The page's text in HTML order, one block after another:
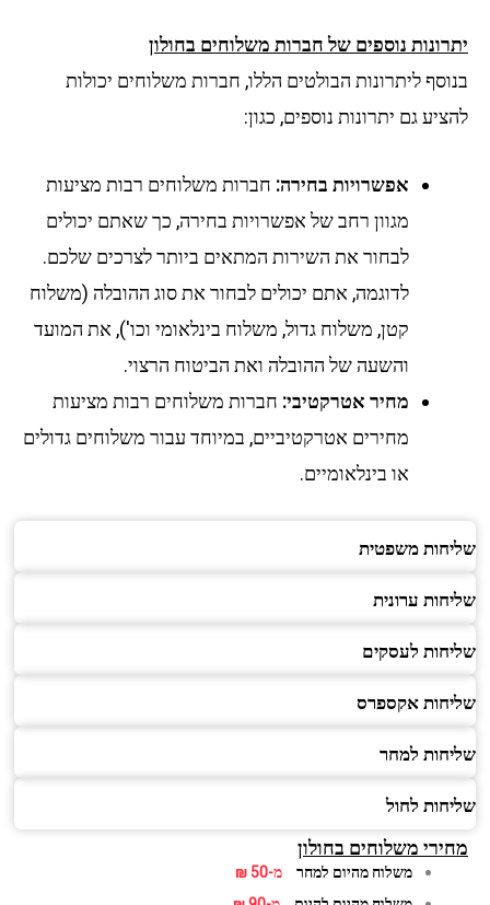
נוספים של חברות משלוחים בחולון
ליתרונות הבולטים הללו, חברות משלוחים יכולות
גם יתרונות נוספים, כגון:
אפשרויות בחירה:חברות משלוחים רבות מציעות
מגוון רחב של אפשרויות בחירה, כך שאתם יכולים
לבחור את השירות המתאים ביותר לצרכים שלכם.
לדוגמה, אתם יכולים לבחור את סוג ההובלה (משלוח
קטן, משלוח גדול, משלוח בינלאומי וכו'), את המועד
והשעה של ההובלה ואת הביטוח הרצוי.
מחיר אטרקטיבי:חברות משלוחים רבות מציעות
מחירים אטרקטיביים, במיוחד עבור משלוחים גדולים
או בינלאומיים.
משפטית
ערונית
לעסקים
אקספרס
למחר
לחול
משלוחים בחולון
משלוח מהיום למחר
מ-50 ₪